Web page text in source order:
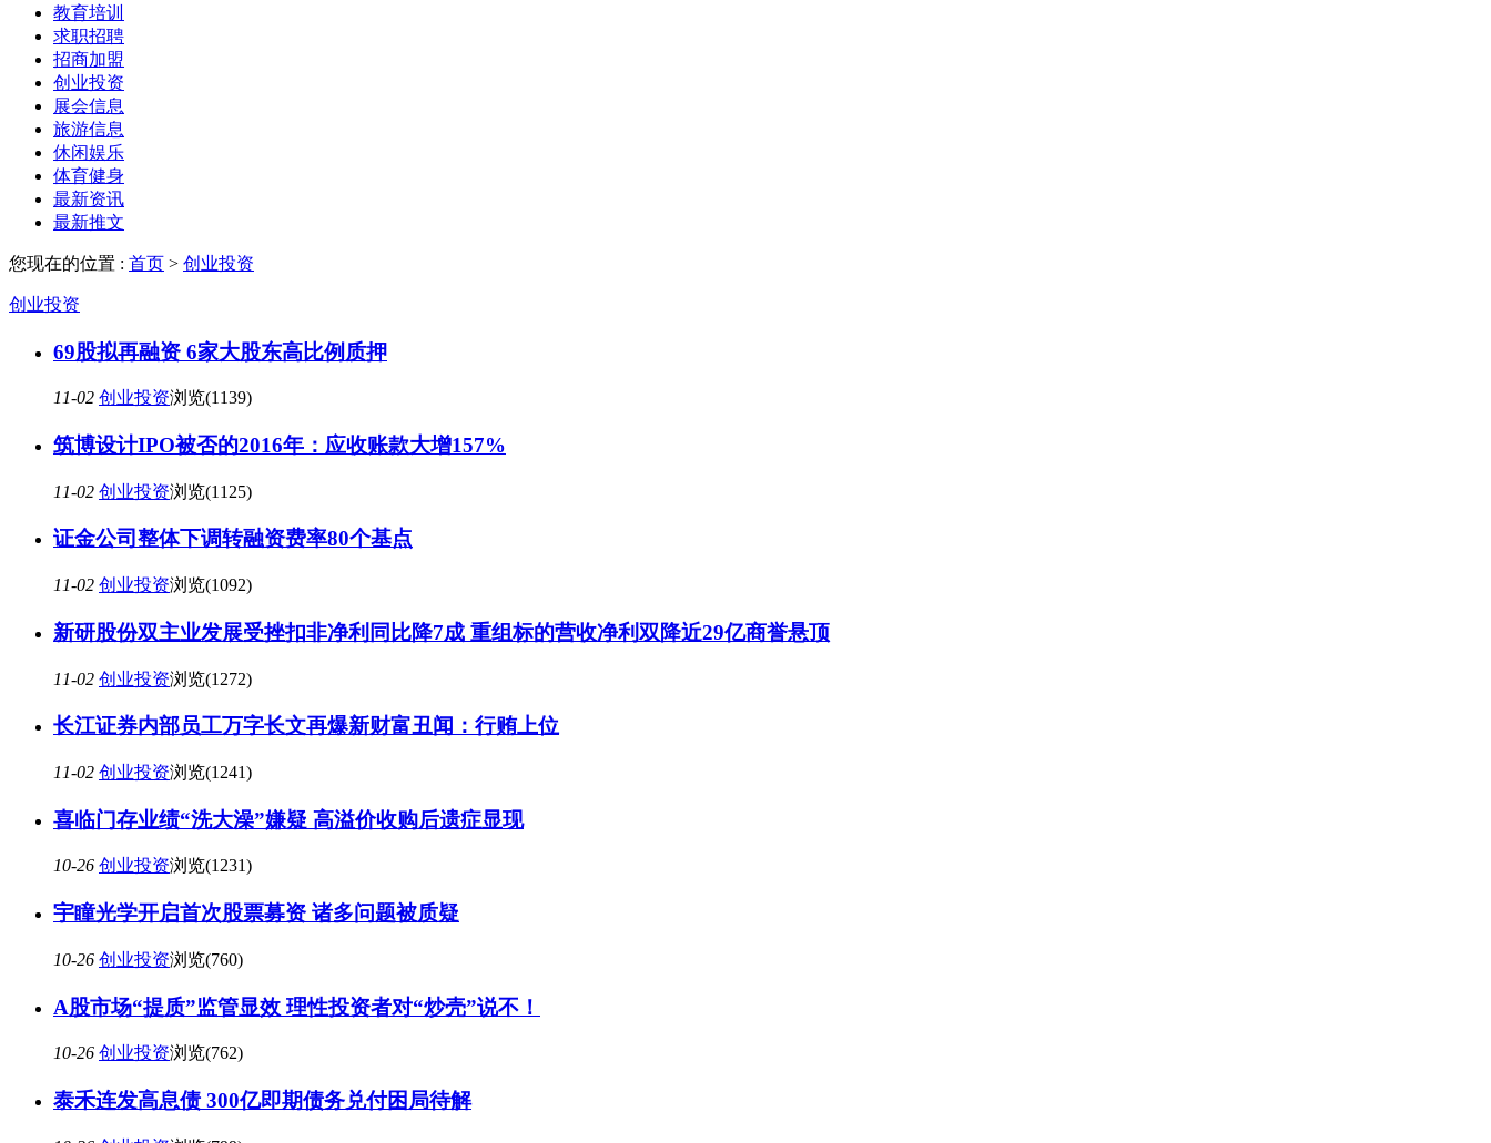
教育培训
求职招聘
招商加盟
创业投资
展会信息
旅游信息
休闲娱乐
体育健身
最新资讯
最新推文
您现在的位置 : 首页 > 创业投资
创业投资
69股拟再融资 6家大股东高比例质押
11-02 创业投资浏览(1139)
筑博设计IPO被否的2016年：应收账款大增157%
11-02 创业投资浏览(1125)
证金公司整体下调转融资费率80个基点
11-02 创业投资浏览(1092)
新研股份双主业发展受挫扣非净利同比降7成 重组标的营收净利双降近29亿商誉悬顶
11-02 创业投资浏览(1272)
长江证券内部员工万字长文再爆新财富丑闻：行贿上位
11-02 创业投资浏览(1241)
喜临门存业绩“洗大澡”嫌疑 高溢价收购后遗症显现
10-26 创业投资浏览(1231)
宇瞳光学开启首次股票募资 诸多问题被质疑
10-26 创业投资浏览(760)
A股市场“提质”监管显效 理性投资者对“炒壳”说不！
10-26 创业投资浏览(762)
泰禾连发高息债 300亿即期债务兑付困局待解